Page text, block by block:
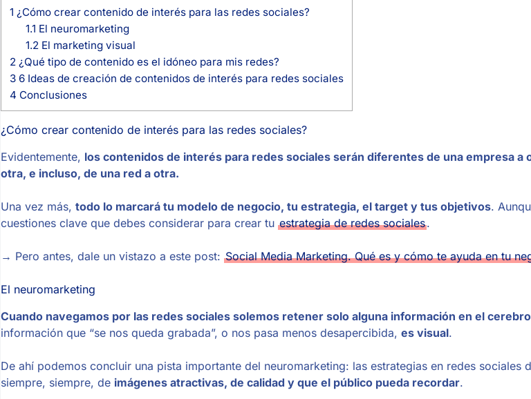
1 ¿Cómo crear contenido de interés para las redes sociales?
1.1 El neuromarketing
1.2El marketing visual
2 ¿Qué tipo de contenido es el idóneo para mis redes?
3 6 Ideas de creación de contenidos de interés para redes sociales
4 Conclusiones
¿Cómo crear contenido de interés para las redes sociales?
Evidentemente, los contenidos de interés para redes sociales serán diferentes de una empresa a
otra, e incluso, de una red a otra.
Una vez más, todo lo marcará tu modelo de negocio, tu estrategia, el target y tus objetivos.
cuestiones clave que debes considerar para crear tu estrategia de redes sociales.
→ Pero antes, dale un vistazo a este post: Social Media Marketing. Qué es y cómo te ayuda en tu
El neuromarketing
Cuando navegamos por las redes sociales solemos retener solo alguna información en el cerebro
información que “se nos queda grabada”, o nos pasa menos desapercibida, es visual.
De ahí podemos concluir una pista importante del neuromarketing: las estrategias en redes sociales
siempre, siempre, de imágenes atractivas, de calidad y que el público pueda recordar.